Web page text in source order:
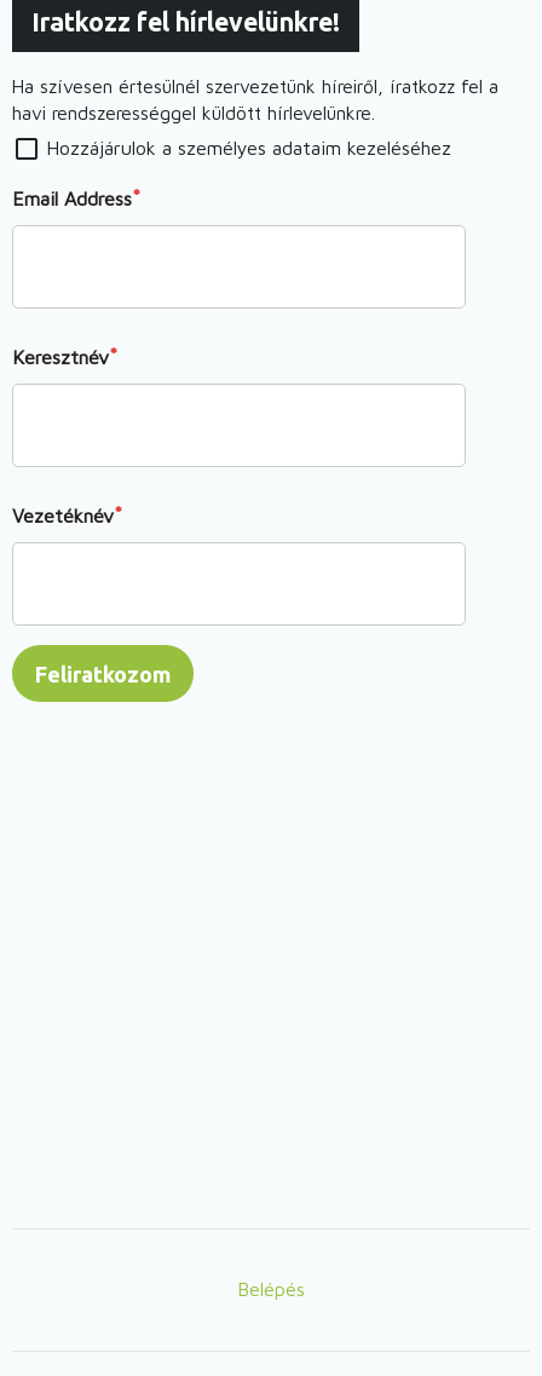
Iratkozz fel hírlevelünkre!
Ha szívesen értesülnél szervezetünk híreiről, íratkozz fel a
havi rendszerességgel küldött hírlevelünkre.
Hozzájárulok a személyes adataim kezeléséhez
Email Address
Keresztnév
Vezetéknév
Belépés